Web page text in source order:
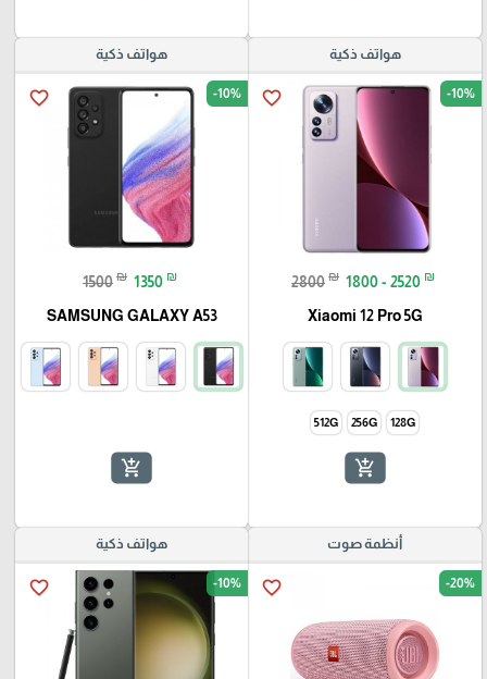
هواتف ذكية
favorite_border -10%
2800 ₪ 1800 - 2520 ₪
Xiaomi 12 Pro 5G
128G
256G
512G
add_shopping_cart
هواتف ذكية
favorite_border -10%
1500 ₪ 1350 ₪
SAMSUNG GALAXY A53
add_shopping_cart
أنظمة صوت
favorite_border -20%
هواتف ذكية
favorite_border -10%